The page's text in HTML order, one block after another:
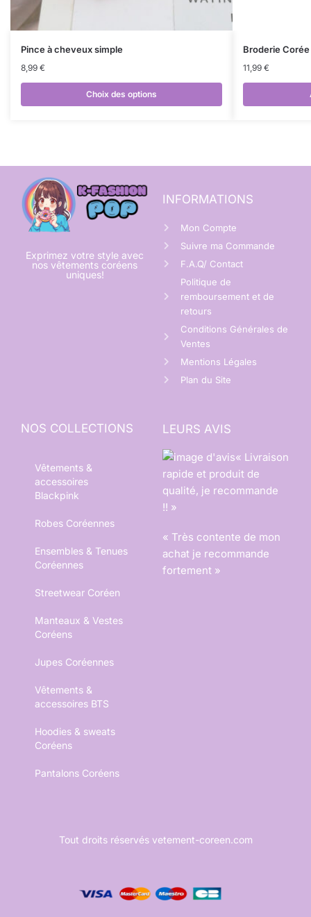
Pince à cheveux simple
8,99 €
Choix des options
Broderie Corée
11,99 €
Exprimez votre style avec
nos vêtements coréens
uniques!
INFORMATIONS
Mon Compte
Suivre ma Commande
F.A.Q/ Contact
Politique de
remboursement et de
retours
Conditions Générales de
Ventes
Mentions Légales
Plan du Site
NOS COLLECTIONS
Vêtements &
accessoires
Blackpink
Robes Coréennes
Ensembles & Tenues
Coréennes
Streetwear Coréen
Manteaux & Vestes
Coréens
Jupes Coréennes
Vêtements &
accessoires BTS
Hoodies & sweats
Coréens
Pantalons Coréens
LEURS AVIS
« Livraison
rapide et produit de
qualité, je recommande
!! »
« Très contente de mon
achat je recommande
fortement »
Tout droits réservés vetement-coreen.com